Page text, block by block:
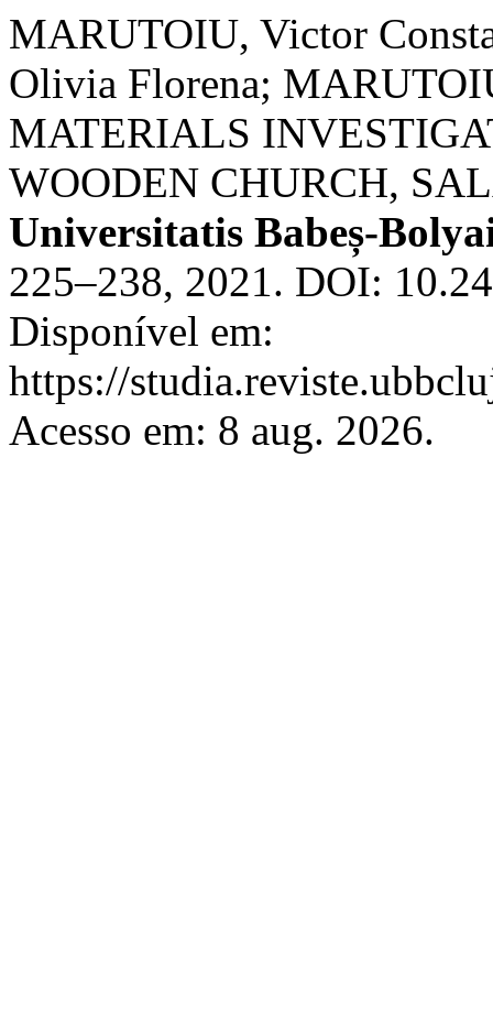
MARUTOIU, Victor
Olivia Florena;
MATERIALS
WOODEN CHURCH,
Universitatis Babeș-
225–238, 2021. DOI:
Disponível em:
https://
Acesso em: 8 aug. 2026.